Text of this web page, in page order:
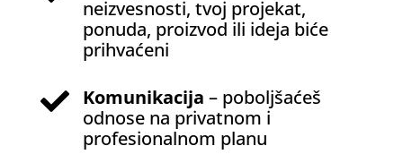
neizvesnosti, tvoj projekat,
ponuda, proizvod ili ideja biće
prihvaćeni
 Komunikacija – poboljšaćeš
odnose na privatnom i
profesionalnom planu